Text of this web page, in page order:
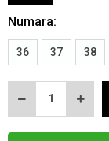
Numara:
36 37 38